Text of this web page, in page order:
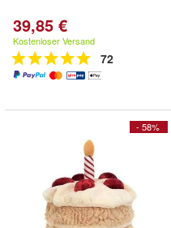
39,85 €
Kostenloser Versand
72
- 58%